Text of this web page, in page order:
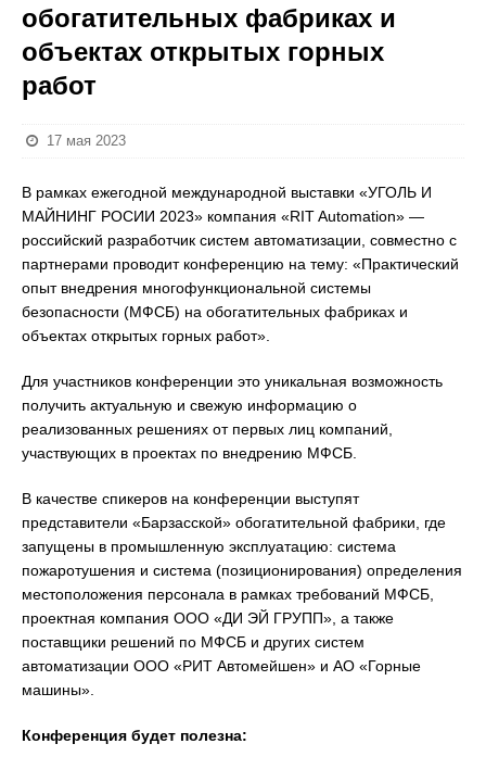
обогатительных фабриках и
объектах открытых горных
работ
17 мая 2023
В рамках ежегодной международной выставки «УГОЛЬ И
МАЙНИНГ РОСИИ 2023» компания «RIT Automation» —
российский разработчик систем автоматизации, совместно с
партнерами проводит конференцию на тему: «Практический
опыт внедрения многофункциональной системы
безопасности (МФСБ) на обогатительных фабриках и
объектах открытых горных работ».
Для участников конференции это уникальная возможность
получить актуальную и свежую информацию о
реализованных решениях от первых лиц компаний,
участвующих в проектах по внедрению МФСБ.
В качестве спикеров на конференции выступят
представители «Барзасской» обогатительной фабрики, где
запущены в промышленную эксплуатацию: система
пожаротушения и система (позиционирования) определения
местоположения персонала в рамках требований МФСБ,
проектная компания ООО «ДИ ЭЙ ГРУПП», а также
поставщики решений по МФСБ и других систем
автоматизации ООО «РИТ Автомейшен» и АО «Горные
машины».
Конференция будет полезна: